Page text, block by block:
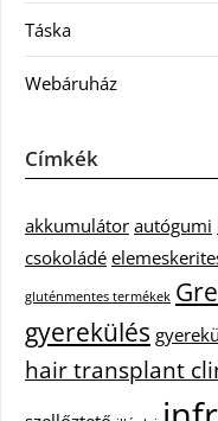
Táska
Webáruház
Címkék
akkumulátor autógumi
csokoládé
gluténmentes termékek
gyerekülés
hair transplant